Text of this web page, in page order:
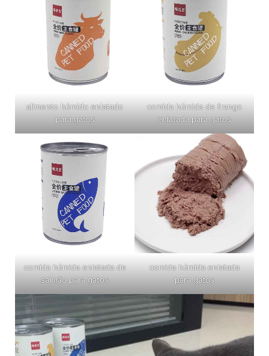
alimento húmido enlatado
para gatos
comida húmida de frango
enlatada para gatos
comida húmida enlatada de
salmão para gatos
comida húmida enlatada
para gatos